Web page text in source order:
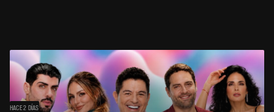
HACE 2 DÍAS